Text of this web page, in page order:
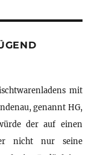
mit
genannt HG,
der auf einen
nicht nur seine